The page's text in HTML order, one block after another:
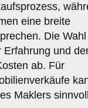
eine breite
Die Wahl
Erfahrung und
ab. Für
Maklers sinnvoll